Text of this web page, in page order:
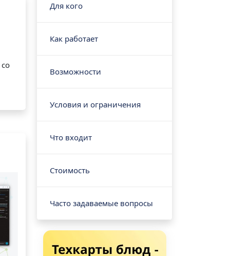
Для кого
Как работает
Возможности
Условия и ограничения
Что входит
Стоимость
Часто задаваемые вопросы